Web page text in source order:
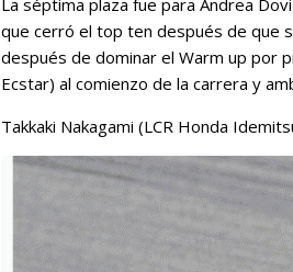
La séptima plaza fue para Andrea
que cerró el top ten después de que
después de dominar el Warm up por
Ecstar) al comienzo de la carrera y
Takkaki Nakagami (LCR Honda